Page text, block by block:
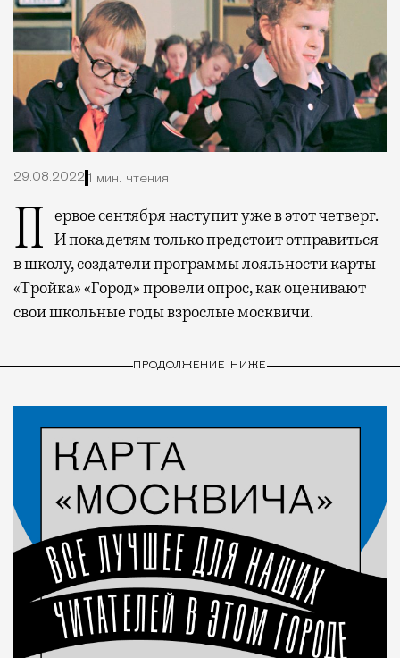
29.08.2022 1 мин. чтения
Первое сентября наступит уже в этот четверг. И пока детям только предстоит отправиться
в школу, создатели программы лояльности карты
«Тройка» «Город» провели опрос, как оценивают
свои школьные годы взрослые москвичи.
ПРОДОЛЖЕНИЕ НИЖЕ